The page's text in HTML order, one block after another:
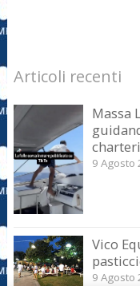
Articoli recenti
Massa
9 Agosto
Vico
9 Agosto